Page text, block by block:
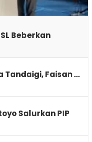
Beberkan
Tandaigi, Faisan …
Salurkan PIP